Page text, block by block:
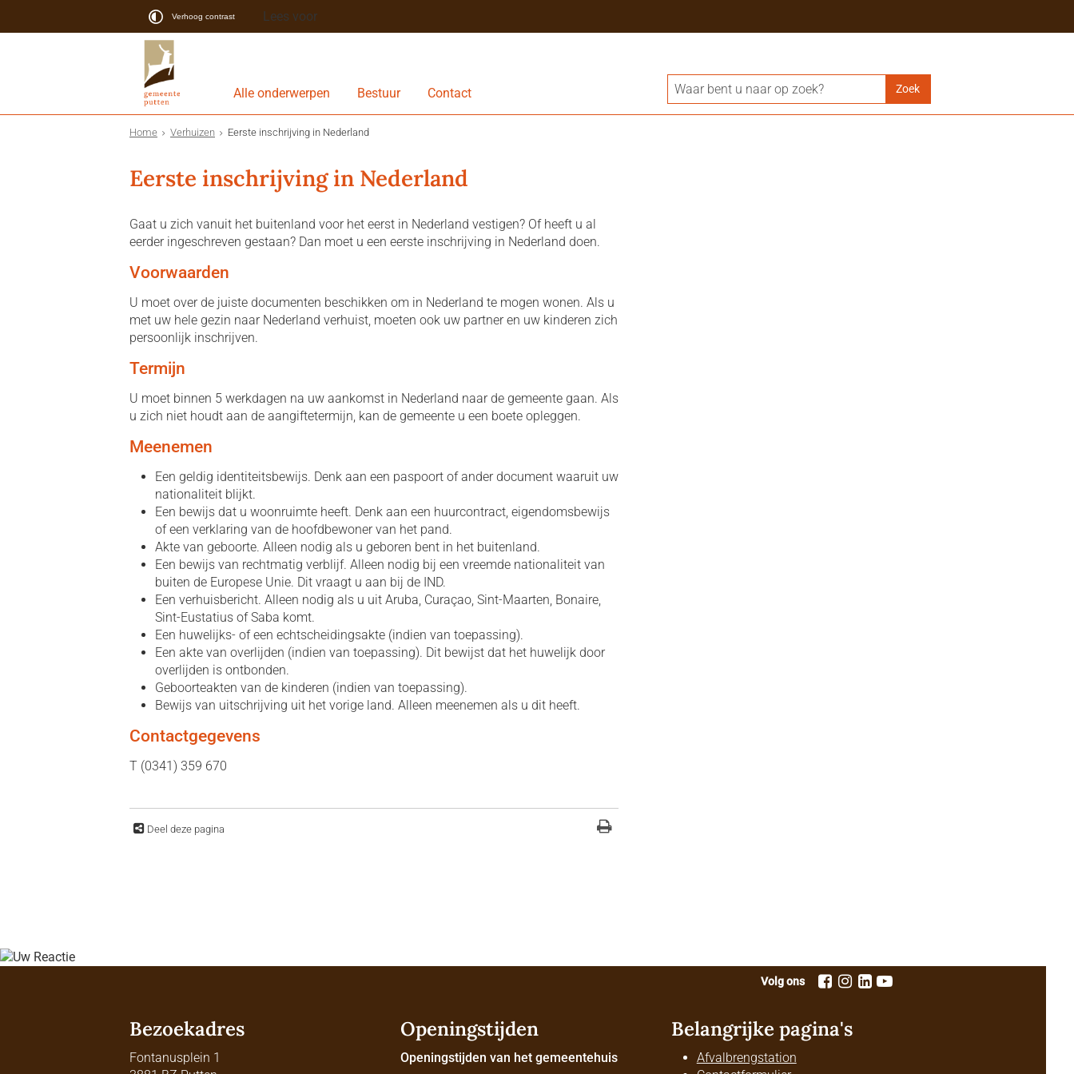
Verhoog contrast Lees voor
Alle onderwerpen Bestuur Contact
Home Verhuizen Eerste inschrijving in Nederland
Eerste inschrijving in Nederland
Gaat u zich vanuit het buitenland voor het eerst in Nederland vestigen? Of heeft u al
eerder ingeschreven gestaan? Dan moet u een eerste inschrijving in Nederland doen.
Voorwaarden
U moet over de juiste documenten beschikken om in Nederland te mogen wonen. Als u
met uw hele gezin naar Nederland verhuist, moeten ook uw partner en uw kinderen zich
persoonlijk inschrijven.
Termijn
U moet binnen 5 werkdagen na uw aankomst in Nederland naar de gemeente gaan. Als
u zich niet houdt aan de aangiftetermijn, kan de gemeente u een boete opleggen.
Meenemen
Een geldig identiteitsbewijs. Denk aan een paspoort of ander document waaruit uw
nationaliteit blijkt.
Een bewijs dat u woonruimte heeft. Denk aan een huurcontract, eigendomsbewijs
of een verklaring van de hoofdbewoner van het pand.
Akte van geboorte. Alleen nodig als u geboren bent in het buitenland.
Een bewijs van rechtmatig verblijf. Alleen nodig bij een vreemde nationaliteit van
buiten de Europese Unie. Dit vraagt u aan bij de IND.
Een verhuisbericht. Alleen nodig als u uit Aruba, Curaçao, Sint-Maarten, Bonaire,
Sint-Eustatius of Saba komt.
Een huwelijks- of een echtscheidingsakte (indien van toepassing).
Een akte van overlijden (indien van toepassing). Dit bewijst dat het huwelijk door
overlijden is ontbonden.
Geboorteakten van de kinderen (indien van toepassing).
Bewijs van uitschrijving uit het vorige land. Alleen meenemen als u dit heeft.
Contactgegevens
T (0341) 359 670
Deel deze pagina
Volg ons
Bezoekadres
Fontanusplein 1
Openingstijden
Openingstijden van het gemeentehuis
Belangrijke pagina's
Afvalbrengstation